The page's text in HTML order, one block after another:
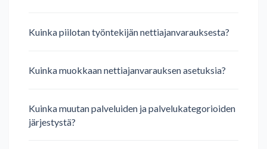
Kuinka piilotan työntekijän nettiajanvarauksesta?
Kuinka muokkaan nettiajanvarauksen asetuksia?
Kuinka muutan palveluiden ja palvelukategorioiden
järjestystä?